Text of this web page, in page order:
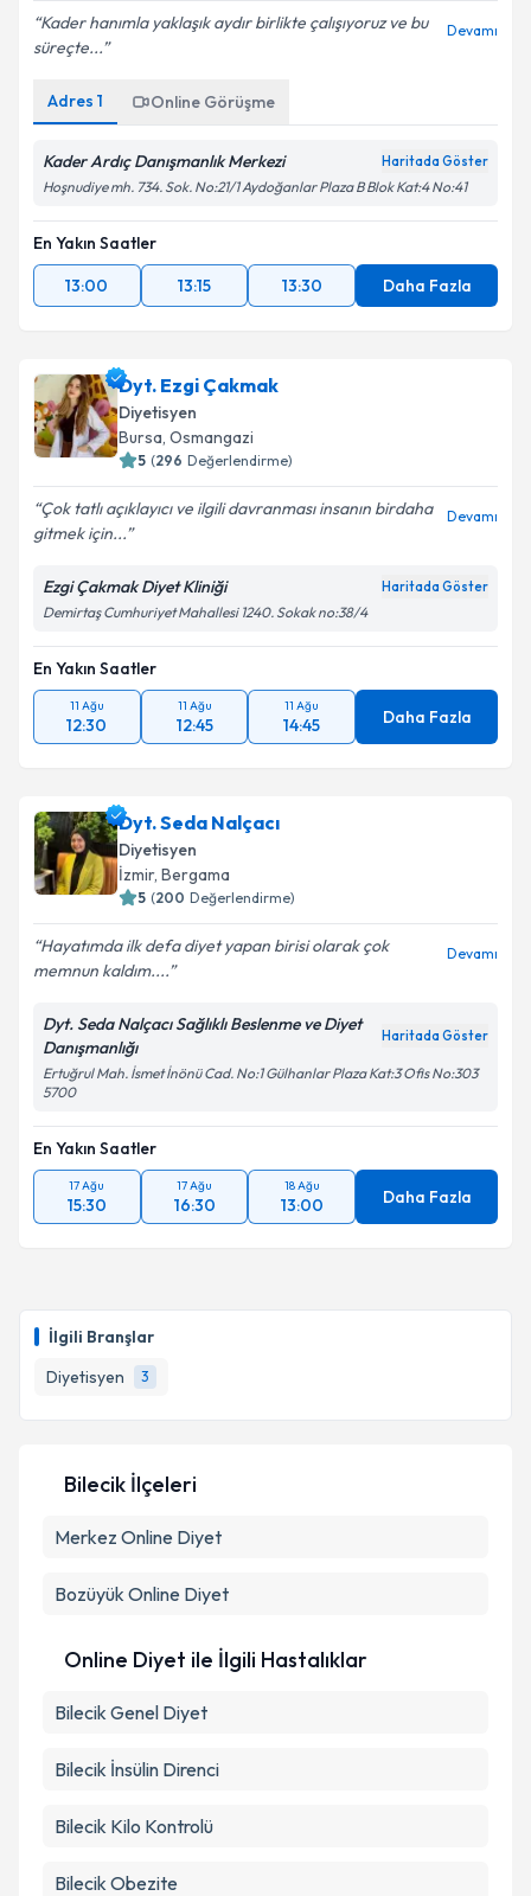
İlgili Branşlar
Diyetisyen
3
Kader hanımla yaklaşık aydır birlikte çalışıyoruz ve bu
süreçte...
Devamı
Adres 1 Online Görüşme
Kader Ardıç Danışmanlık Merkezi Haritada Göster
Hoşnudiye mh. 734. Sok. No:21/1 Aydoğanlar Plaza B Blok Kat:4 No:41
En Yakın Saatler
13:00
13:15 13:30 Daha Fazla
Dyt. Ezgi Çakmak
Diyetisyen
Bursa, Osmangazi
5 (296 Değerlendirme)
Çok tatlı açıklayıcı ve ilgili davranması insanın birdaha
gitmek için...
Devamı
Ezgi Çakmak Diyet Kliniği Haritada Göster
Demirtaş Cumhuriyet Mahallesi 1240. Sokak no:38/4
En Yakın Saatler
11 Ağu
12:30
11 Ağu
12:45
11 Ağu
14:45 Daha Fazla
Dyt. Seda Nalçacı
Diyetisyen
İzmir, Bergama
5 (200 Değerlendirme)
Hayatımda ilk defa diyet yapan birisi olarak çok
memnun kaldım....
Devamı
Dyt. Seda Nalçacı Sağlıklı Beslenme ve Diyet
Danışmanlığı
Haritada Göster
Ertuğrul Mah. İsmet İnönü Cad. No:1 Gülhanlar Plaza Kat:3 Ofis No:303
5700
En Yakın Saatler
17 Ağu
15:30
17 Ağu
16:30
18 Ağu
13:00 Daha Fazla
Bilecik İlçeleri
Merkez Online Diyet
Bozüyük Online Diyet
Online Diyet ile İlgili Hastalıklar
Bilecik Genel Diyet
Bilecik İnsülin Direnci
Bilecik Kilo Kontrolü
Bilecik Obezite